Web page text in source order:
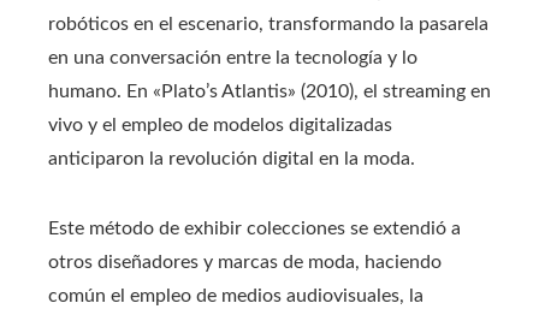
robóticos en el escenario, transformando la pasarela
en una conversación entre la tecnología y lo
humano. En «Plato’s Atlantis» (2010), el streaming en
vivo y el empleo de modelos digitalizadas
anticiparon la revolución digital en la moda.
Este método de exhibir colecciones se extendió a
otros diseñadores y marcas de moda, haciendo
común el empleo de medios audiovisuales, la